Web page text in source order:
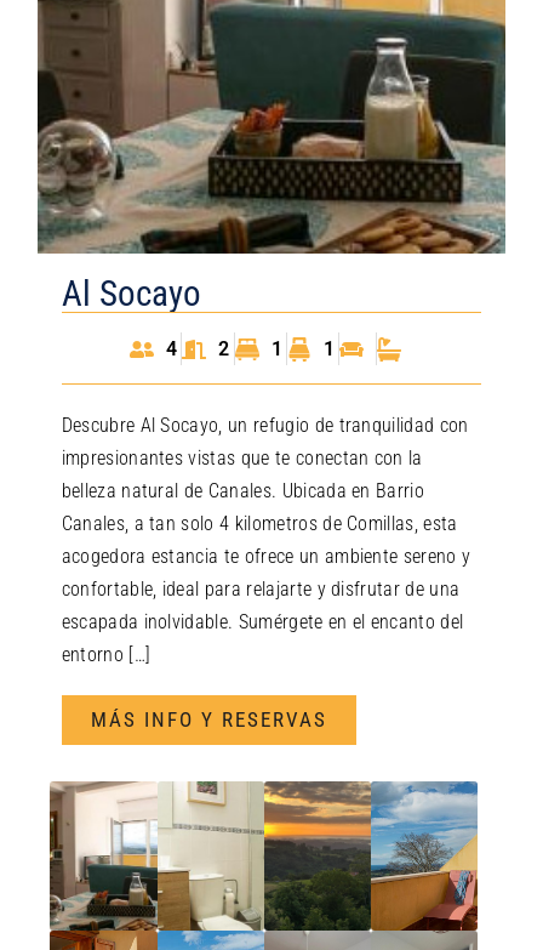
Al Socayo
4 2 1 1
Descubre Al Socayo, un refugio de tranquilidad con
impresionantes vistas que te conectan con la
belleza natural de Canales. Ubicada en Barrio
Canales, a tan solo 4 kilometros de Comillas, esta
acogedora estancia te ofrece un ambiente sereno y
confortable, ideal para relajarte y disfrutar de una
escapada inolvidable. Sumérgete en el encanto del
entorno […]
MÁS INFO Y RESERVAS